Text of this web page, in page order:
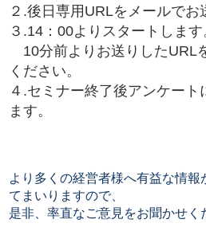
２.後日専用URLをメールでお
３.14：00よりスタートします
10分前よりお送りしたURL
ください。
４.セミナー終了後アンケート
ます。
より多くの経営者様へ有益な情
てまいりますので、
是非、率直なご意見をお聞かせく